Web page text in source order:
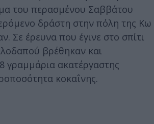
του περασμένου Σαββάτου
δράστη στην πόλη της Κω
Σε έρευνα που έγινε στο σπίτι
βρέθηκαν και
γραμμάρια ακατέργαστης
κοκαΐνης.